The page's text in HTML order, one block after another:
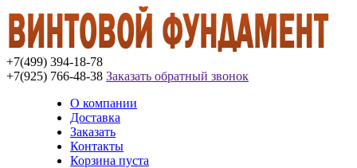
+7(499) 394-18-78
+7(925) 766-48-38 Заказать обратный звонок
О компании
Доставка
Заказать
Контакты
Корзина пуста